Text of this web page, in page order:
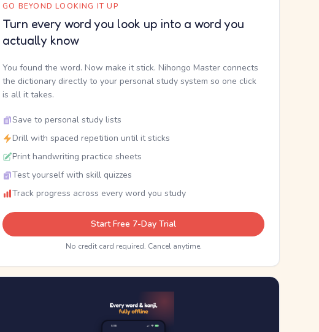
GO BEYOND LOOKING IT UP
Turn every word you look up into a word you
actually know
You found the word. Now make it stick. Nihongo Master connects
the dictionary directly to your personal study system so one click
is all it takes.
Save to personal study lists
Drill with spaced repetition until it sticks
Print handwriting practice sheets
Test yourself with skill quizzes
Track progress across every word you study
Start Free 7-Day Trial
No credit card required. Cancel anytime.